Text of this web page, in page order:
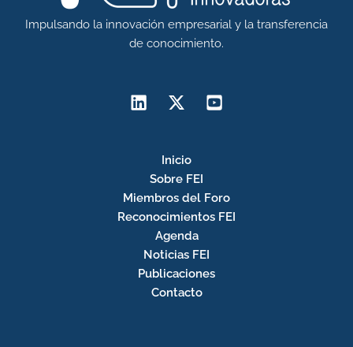
Impulsando la innovación empresarial y la transferencia
de conocimiento.
Inicio
Sobre FEI
Miembros del Foro
Reconocimientos FEI
Agenda
Noticias FEI
Publicaciones
Contacto